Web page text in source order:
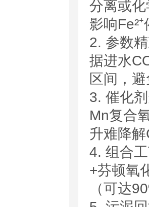
分离或
影响
2. 参数
据进水
区间，
3. 催化
Mn复合
升难降
4. 组合
+芬顿氧
（可达